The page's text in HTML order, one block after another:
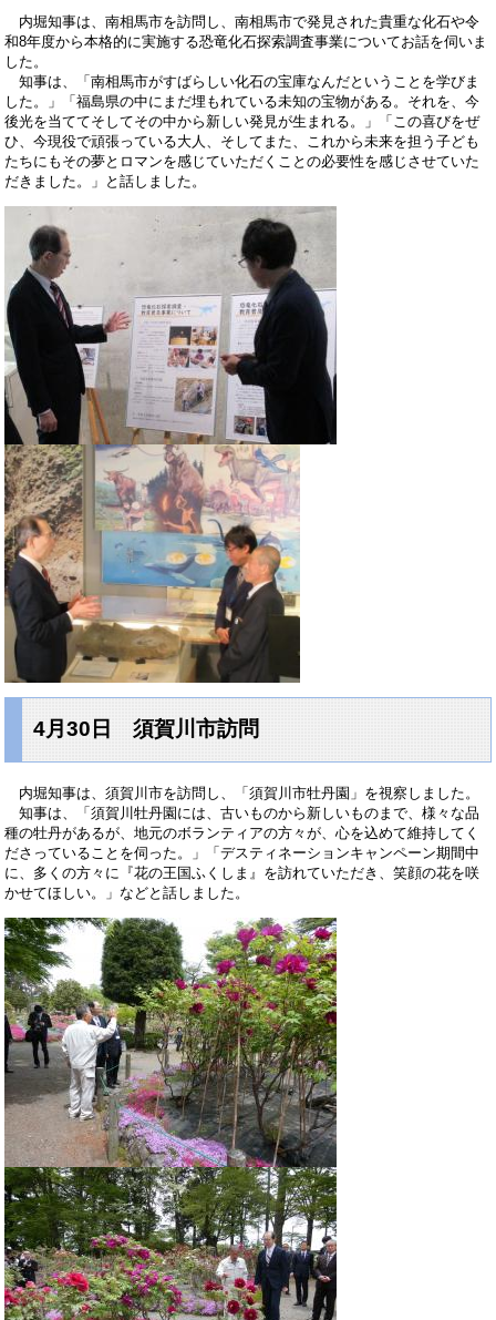
内堀知事は、南相馬市を訪問し、南相馬市で発見された貴重な化石や令
和8年度から本格的に実施する恐竜化石探索調査事業についてお話を伺いま
した。
知事は、「南相馬市がすばらしい化石の宝庫なんだということを学びま
した。」「福島県の中にまだ埋もれている未知の宝物がある。それを、今
後光を当ててそしてその中から新しい発見が生まれる。」「この喜びをぜ
ひ、今現役で頑張っている大人、そしてまた、これから未来を担う子ども
たちにもその夢とロマンを感じていただくことの必要性を感じさせていた
だきました。」と話しました。
4月30日 須賀川市訪問
内堀知事は、須賀川市を訪問し、「須賀川市牡丹園」を視察しました。
知事は、「須賀川牡丹園には、古いものから新しいものまで、様々な品
種の牡丹があるが、地元のボランティアの方々が、心を込めて維持してく
ださっていることを伺った。」「デスティネーションキャンペーン期間中
に、多くの方々に『花の王国ふくしま』を訪れていただき、笑顔の花を咲
かせてほしい。」などと話しました。